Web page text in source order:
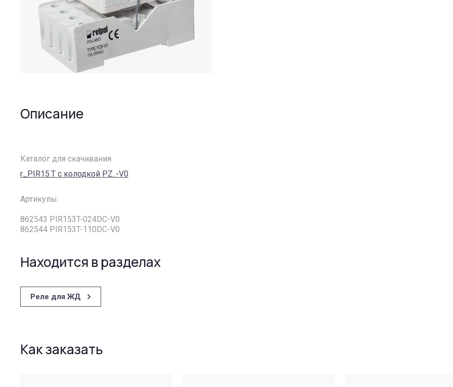
Описание
Каталог для скачивания
r_PIR15.T с колодкой PZ..-V0
Артикулы:
862543 PIR153T-024DC-V0
862544 PIR153T-110DC-V0
Находится в разделах
Реле для ЖД
Как заказать